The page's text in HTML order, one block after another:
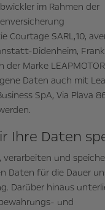
im Rahmen der
Courtage SARL,10,
Didenheim,
der Marke
Daten auch mit
SpA, Via Plava
Ihre Daten
und
Daten für die Dauer
Darüber hinaus
und